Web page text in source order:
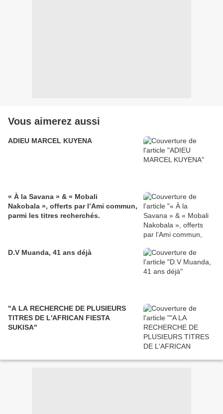
Vous aimerez aussi
ADIEU MARCEL KUYENA
« À la Savana » & « Mobali
Nakobala », offerts par l’Ami commun,
parmi les titres recherchés.
D.V Muanda, 41 ans déjà
"A LA RECHERCHE DE PLUSIEURS
TITRES DE L'AFRICAN FIESTA
SUKISA"